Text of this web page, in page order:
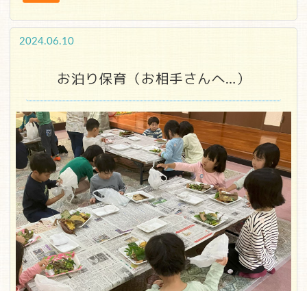
2024.06.10
お泊り保育（お相手さんへ…）